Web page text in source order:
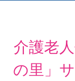
介護老
の里」